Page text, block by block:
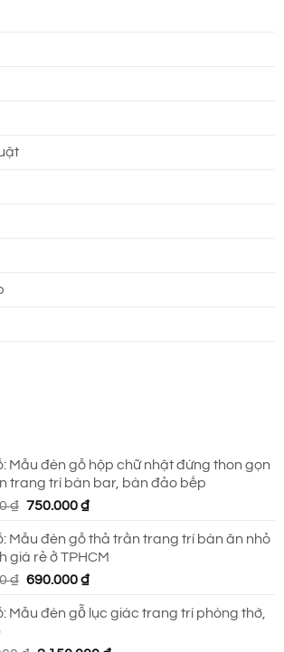
Mẫu đèn gỗ hộp chữ nhật đứng thon gọn
trang trí bàn bar, bàn đảo bếp
₫ Giá
là:
990.000 ₫.
750.000₫Giá
tại
là:
750.000 ₫.
Mẫu đèn gỗ thả trần trang trí bàn ăn nhỏ
giá rẻ ở TPHCM
₫ Giá
là:
690.000₫Giá
tại
Mẫu đèn gỗ lục giác trang trí phòng thờ,